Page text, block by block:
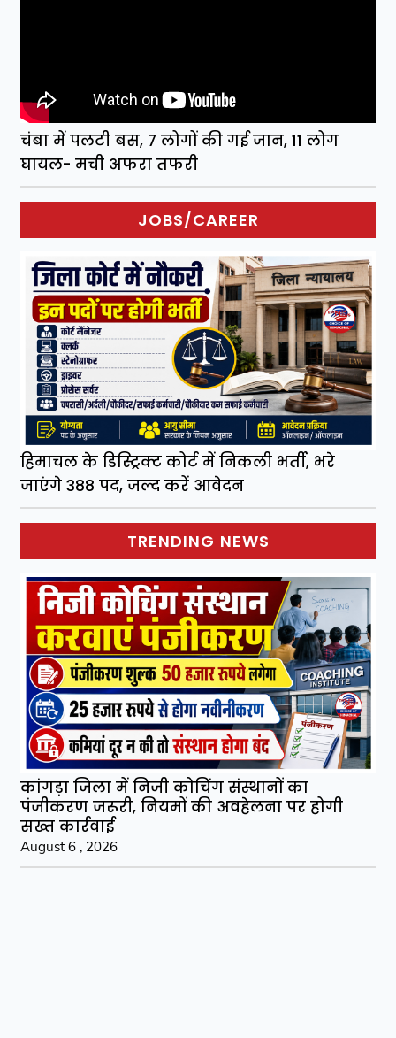
चंबा में पलटी बस, 7 लोगों की गई जान, 11 लोग
घायल- मची अफरा तफरी
JOBS/CAREER
हिमाचल के डिस्ट्रिक्ट कोर्ट में निकली भर्ती, भरे
जाएंगे 388 पद, जल्द करें आवेदन
TRENDING NEWS
कांगड़ा जिला में निजी कोचिंग संस्थानों का
पंजीकरण जरूरी, नियमों की अवहेलना पर होगी
सख्त कार्रवाई
August 6 , 2026